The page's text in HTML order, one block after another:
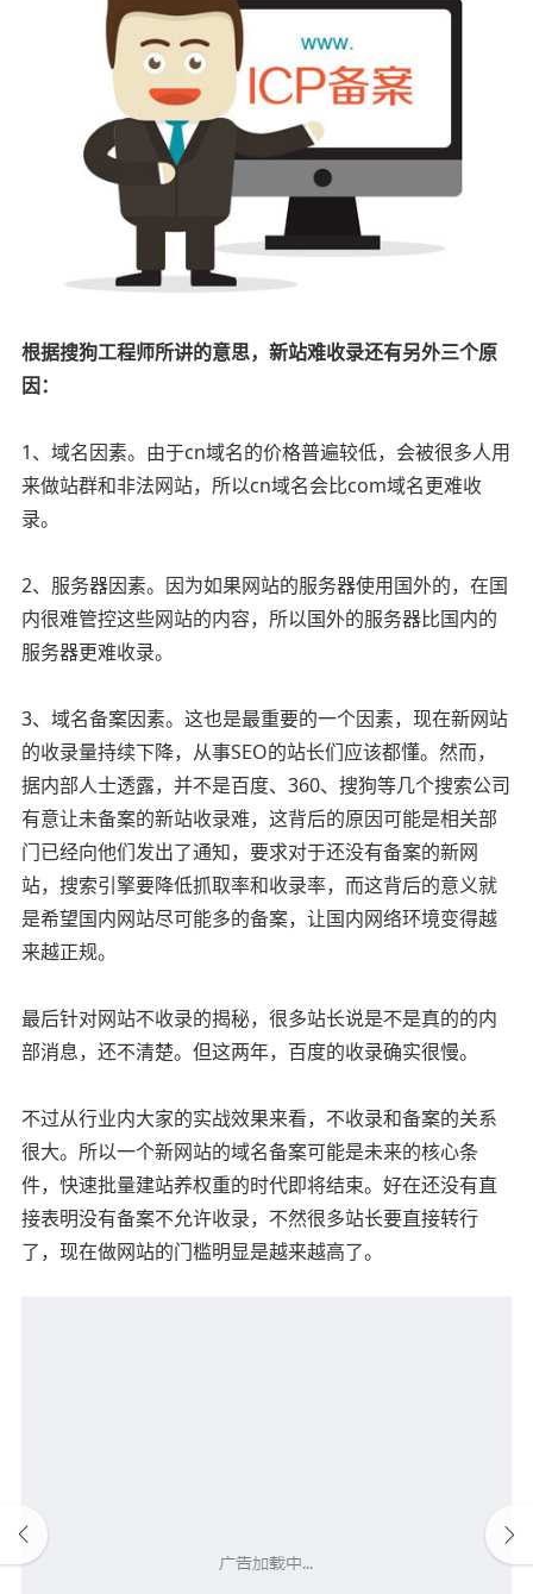
根据搜狗工程师所讲的意思，新站难收录还有另外三个原
因：
1、域名因素。由于cn域名的价格普遍较低，会被很多人用
来做站群和非法网站，所以cn域名会比com域名更难收
录。
2、服务器因素。因为如果网站的服务器使用国外的，在国
内很难管控这些网站的内容，所以国外的服务器比国内的
服务器更难收录。
3、域名备案因素。这也是最重要的一个因素，现在新网站
的收录量持续下降，从事SEO的站长们应该都懂。然而，
据内部人士透露，并不是百度、360、搜狗等几个搜索公司
有意让未备案的新站收录难，这背后的原因可能是相关部
门已经向他们发出了通知，要求对于还没有备案的新网
站，搜索引擎要降低抓取率和收录率，而这背后的意义就
是希望国内网站尽可能多的备案，让国内网络环境变得越
来越正规。
最后针对网站不收录的揭秘，很多站长说是不是真的的内
部消息，还不清楚。但这两年，百度的收录确实很慢。
不过从行业内大家的实战效果来看，不收录和备案的关系
很大。所以一个新网站的域名备案可能是未来的核心条
件，快速批量建站养权重的时代即将结束。好在还没有直
接表明没有备案不允许收录，不然很多站长要直接转行
了，现在做网站的门槛明显是越来越高了。